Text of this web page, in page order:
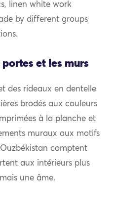
linen white work
by different groups
portes et les murs
des rideaux en dentelle
brodés aux couleurs
à la planche et
muraux aux motifs
comptent
aux intérieurs plus
une âme.